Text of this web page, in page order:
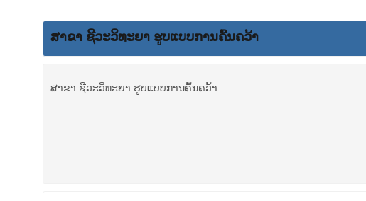
ສາ​ຂາ ຊີ​ວະ​ວິ​ທະ​ຍາ ຮູບແບບການຄົ້ນຄວ້າ
ສາ​ຂາ ຊີ​ວະ​ວິ​ທະ​ຍາ ຮູບແບບການຄົ້ນຄວ້າ